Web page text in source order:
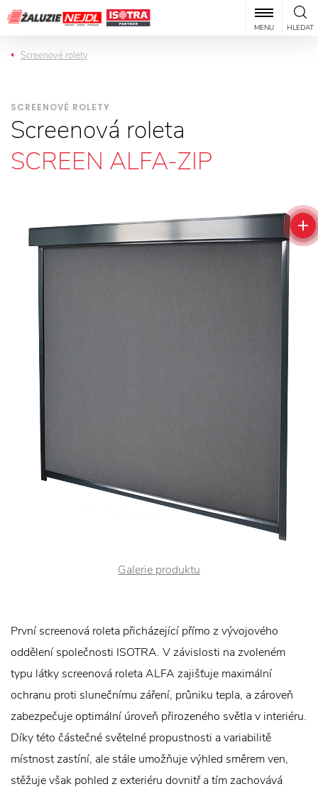
HLEDAT
MENU
Screenové rolety
SCREENOVÉ ROLETY
Screenová roleta
SCREEN ALFA-ZIP
Galerie produktu
První screenová roleta přicházející přímo z vývojového
oddělení společnosti ISOTRA. V závislosti na zvoleném
typu látky screenová roleta ALFA zajišťuje maximální
ochranu proti slunečnímu záření, průniku tepla, a zároveň
zabezpečuje optimální úroveň přirozeného světla v interiéru.
Díky této částečné světelné propustnosti a variabilitě
místnost zastíní, ale stále umožňuje výhled směrem ven,
stěžuje však pohled z exteriéru dovnitř a tím zachovává